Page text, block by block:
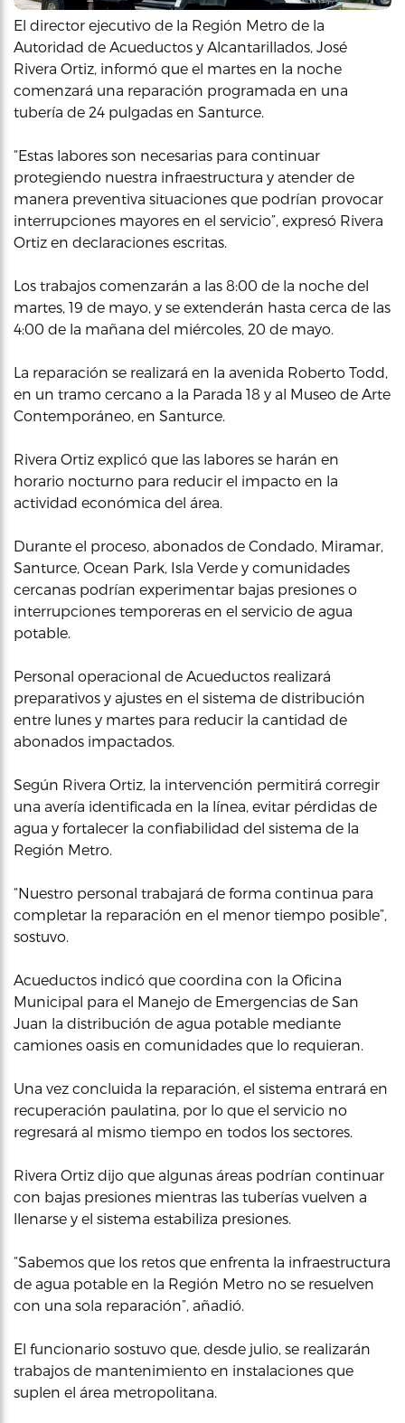
El director ejecutivo de la Región Metro de la
Autoridad de Acueductos y Alcantarillados, José
Rivera Ortiz, informó que el martes en la noche
comenzará una reparación programada en una
tubería de 24 pulgadas en Santurce.
“Estas labores son necesarias para continuar
protegiendo nuestra infraestructura y atender de
manera preventiva situaciones que podrían provocar
interrupciones mayores en el servicio”, expresó Rivera
Ortiz en declaraciones escritas.
Los trabajos comenzarán a las 8:00 de la noche del
martes, 19 de mayo, y se extenderán hasta cerca de las
4:00 de la mañana del miércoles, 20 de mayo.
La reparación se realizará en la avenida Roberto Todd,
en un tramo cercano a la Parada 18 y al Museo de Arte
Contemporáneo, en Santurce.
Rivera Ortiz explicó que las labores se harán en
horario nocturno para reducir el impacto en la
actividad económica del área.
Durante el proceso, abonados de Condado, Miramar,
Santurce, Ocean Park, Isla Verde y comunidades
cercanas podrían experimentar bajas presiones o
interrupciones temporeras en el servicio de agua
potable.
Personal operacional de Acueductos realizará
preparativos y ajustes en el sistema de distribución
entre lunes y martes para reducir la cantidad de
abonados impactados.
Según Rivera Ortiz, la intervención permitirá corregir
una avería identificada en la línea, evitar pérdidas de
agua y fortalecer la confiabilidad del sistema de la
Región Metro.
“Nuestro personal trabajará de forma continua para
completar la reparación en el menor tiempo posible”,
sostuvo.
Acueductos indicó que coordina con la Oficina
Municipal para el Manejo de Emergencias de San
Juan la distribución de agua potable mediante
camiones oasis en comunidades que lo requieran.
Una vez concluida la reparación, el sistema entrará en
recuperación paulatina, por lo que el servicio no
regresará al mismo tiempo en todos los sectores.
Rivera Ortiz dijo que algunas áreas podrían continuar
con bajas presiones mientras las tuberías vuelven a
llenarse y el sistema estabiliza presiones.
“Sabemos que los retos que enfrenta la infraestructura
de agua potable en la Región Metro no se resuelven
con una sola reparación”, añadió.
El funcionario sostuvo que, desde julio, se realizarán
trabajos de mantenimiento en instalaciones que
suplen el área metropolitana.